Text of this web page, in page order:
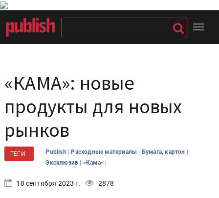
«КАМА»: новые
продукты для новых
рынков
ТЕГИ Publish |Расходные материалы | Бумага, картон |
Эксклюзив | «Кама» |
18 сентября 2023 г. 2878